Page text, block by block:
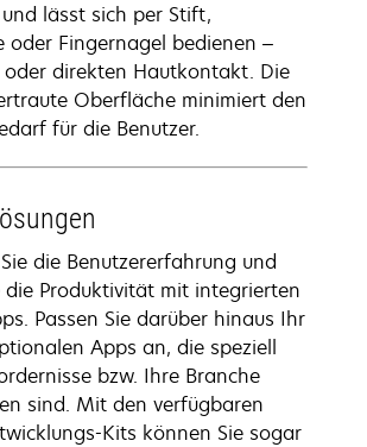
lässt sich per Stift,
oder Fingernagel bedienen –
oder direkten Hautkontakt. Die
Oberfläche minimiert den
für die Benutzer.
die Benutzererfahrung und
die Produktivität mit integrierten
Passen Sie darüber hinaus Ihr
Apps an, die speziell
bzw. Ihre Branche
sind. Mit den verfügbaren
Kits können Sie sogar